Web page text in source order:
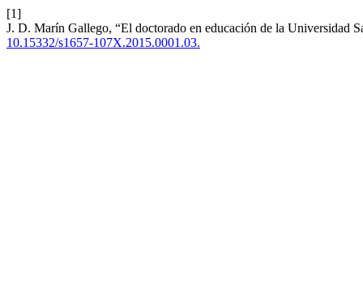
[1]
J. D. Marín Gallego, “El doctorado en educación de la Universidad
10.15332/s1657-107X.2015.0001.03.